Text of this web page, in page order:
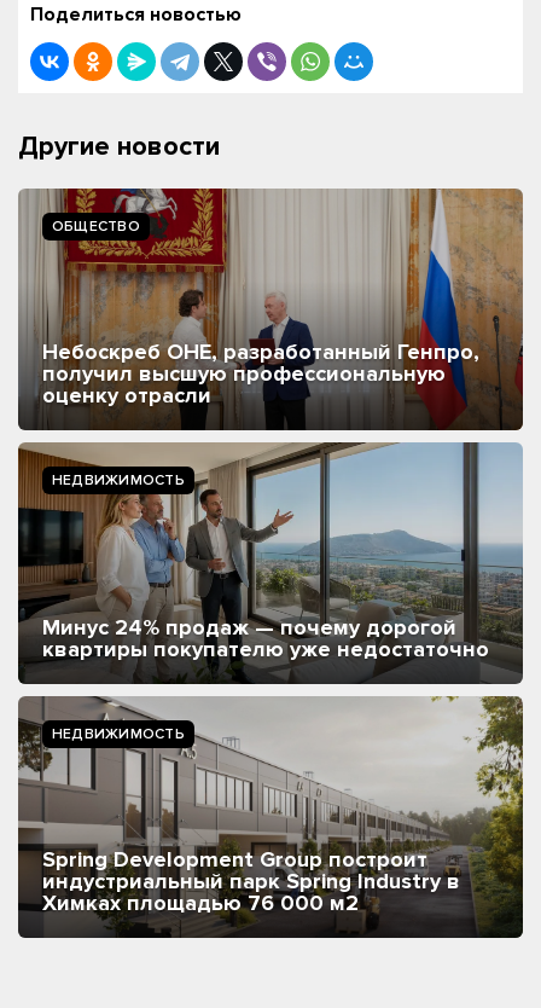
Поделиться новостью
Другие новости
ОБЩЕСТВО
Небоскреб ОНЕ, разработанный Генпро,
получил высшую профессиональную
оценку отрасли
НЕДВИЖИМОСТЬ
Минус 24% продаж — почему дорогой
квартиры покупателю уже недостаточно
НЕДВИЖИМОСТЬ
Spring Development Group построит
индустриальный парк Spring Industry в
Химках площадью 76 000 м2